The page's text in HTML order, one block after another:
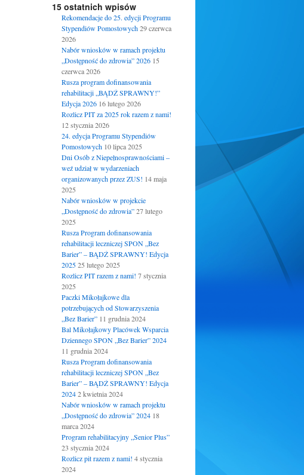
15 ostatnich wpisów
Rekomendacje do 25. edycji Programu
Stypendiów Pomostowych 29 czerwca
2026
Nabór wniosków w ramach projektu
„Dostępność do zdrowia” 2026 15
czerwca 2026
Rusza program dofinansowania
rehabilitacji „BĄDŹ SPRAWNY!”
Edycja 2026 16 lutego 2026
Rozlicz PIT za 2025 rok razem z nami!
12 stycznia 2026
24. edycja Programu Stypendiów
Pomostowych 10 lipca 2025
Dni Osób z Niepełnosprawnościami –
weź udział w wydarzeniach
organizowanych przez ZUS! 14 maja
2025
Nabór wniosków w projekcie
„Dostępność do zdrowia” 27 lutego
2025
Rusza Program dofinansowania
rehabilitacji leczniczej SPON „Bez
Barier” – BĄDŹ SPRAWNY! Edycja
2025 25 lutego 2025
Rozlicz PIT razem z nami! 7 stycznia
2025
Paczki Mikołajkowe dla
potrzebujących od Stowarzyszenia
„Bez Barier” 11 grudnia 2024
Bal Mikołajkowy Placówek Wsparcia
Dziennego SPON „Bez Barier” 2024
11 grudnia 2024
Rusza Program dofinansowania
rehabilitacji leczniczej SPON „Bez
Barier” – BĄDŹ SPRAWNY! Edycja
2024 2 kwietnia 2024
Nabór wniosków w ramach projektu
„Dostępność do zdrowia” 2024 18
marca 2024
Program rehabilitacyjny „Senior Plus”
23 stycznia 2024
Rozlicz pit razem z nami! 4 stycznia
2024